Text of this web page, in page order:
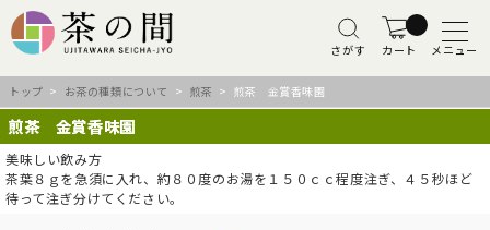
さがす カート メニュー
トップ > お茶の種類について > 煎茶 > 煎茶 金賞香味園
煎茶 金賞香味園
美味しい飲み方
茶葉８ｇを急須に入れ、約８０度のお湯を１５０ｃｃ程度注ぎ、４５秒ほど
待って注ぎ分けてください。